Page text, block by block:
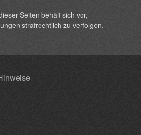
Seiten behält sich vor,
strafrechtlich zu verfolgen.